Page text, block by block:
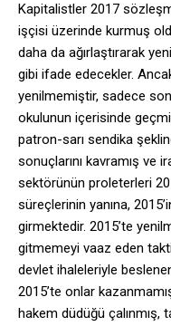
Kapitalistler 2017
işçisi üzerinde kurmuş
daha da ağırlaştırarak
gibi ifade edecekler.
yenilmemiştir, sadece
okulunun içerisinde
patron-sarı sendika
sonuçlarını kavramış ve
sektörünün proleterleri
süreçlerinin yanına,
girmektedir. 2015’te
gitmemeyi vaaz eden
devlet ihaleleriyle
2015’te onlar
hakem düdüğü çalınmış,